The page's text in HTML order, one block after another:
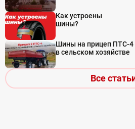
Как устроены
шины?
Шины на прицеп ПТС-
в сельском хозяйстве
Все